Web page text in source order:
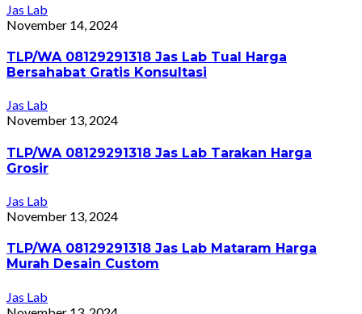
Jas Lab
November 14, 2024
TLP/WA 08129291318 Jas Lab Tual Harga
Bersahabat Gratis Konsultasi
Jas Lab
November 13, 2024
TLP/WA 08129291318 Jas Lab Tarakan Harga
Grosir
Jas Lab
November 13, 2024
TLP/WA 08129291318 Jas Lab Mataram Harga
Murah Desain Custom
Jas Lab